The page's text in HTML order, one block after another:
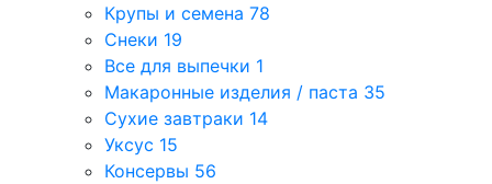
Крупы и семена 78
Снеки 19
Все для выпечки 1
Макаронные изделия / паста 35
Сухие завтраки 14
Уксус 15
Консервы 56